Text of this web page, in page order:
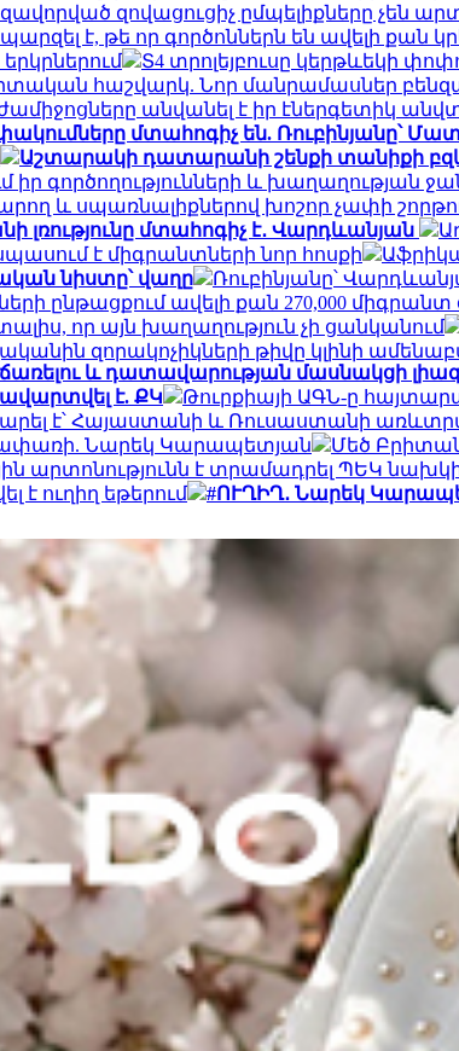
զովացուցիչ ըմպելիքները չեն
է, թե որ գործոններն են ավելի
Տ4 տրոլեյբուսը կերթևեկի
հաշվարկ. Նոր մանրամասներ
անվանել է իր էներգետիկ
մտահոգիչ են. Ռուբինյանը՝
Աշտարակի դատարանի շենքի տանիքի
իր գործողությունների և խաղաղության
և սպառնալիքներով խոշոր չափի
լռությունը մտահոգիչ է․ Վարդևանյան
է միգրանտների նոր հոսքի
նիստը՝ վաղը
Ռուբինյանը՝
ընթացքում ավելի քան 270,000
որ այն խաղաղություն չի ցանկանում
զորակոչիկների թիվը կլինի
և դատավարության մասնակցի
է. ՔԿ
Թուրքիայի ԱԳՆ-ը
է՝ Հայաստանի և Ռուսաստանի
Նարեկ Կարապետյան
Մեծ
արտոնությունն է տրամադրել ՊԵԿ
է ուղիղ եթերում
#ՈՒՂԻՂ․ Նարեկ